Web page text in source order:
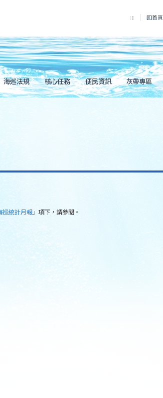
::: 回首頁
海巡法規 核心任務 便民資訊 灰帶專區
巡統計月報」項下，請參閱。